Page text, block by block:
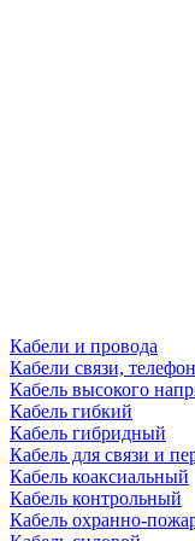
Кабели и провода
Кабели связи,
Кабель высокого
Кабель гибкий
Кабель гибридный
Кабель для связи и
Кабель коаксиальный
Кабель контрольный
Кабель охранно-